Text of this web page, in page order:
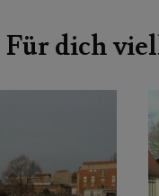
Für dich